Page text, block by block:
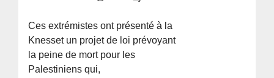
Ces extrémistes ont présenté à la
Knesset un projet de loi prévoyant
la peine de mort pour les
Palestiniens qui,